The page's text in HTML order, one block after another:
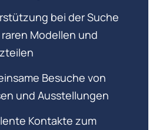
bei der Suche
Modellen und
Besuche von
und Ausstellungen
Kontakte zum